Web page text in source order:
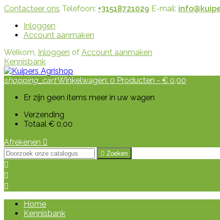
Contacteer ons Telefoon: +31518721029 E-mail:
Inloggen
Account aanmaken
Welkom, Inloggen of Account aanmaken
Kennisbank
shopping_cartWinkelwagen: 0 Producten - € 0,00
Er zijn geen items meer in uw wagen
Verzending
Totaal € 0,00
Afrekenen 
 Zoeken



Home
Kennisbank